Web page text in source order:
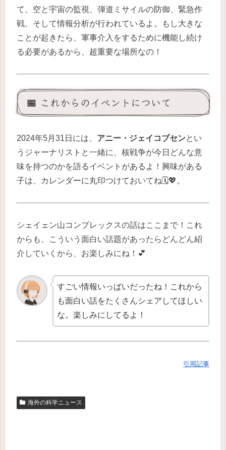
て、空と宇宙の監視、弾道ミサイルの防御、緊急作
戦、そして情報分析が行われているよ。もし大きな
ことが起きたら、軍事介入をするために機能し続け
る必要があるから、超重要な場所なの！
📅 これからのイベントについて
2024年5月31日には、 アニー・ジェイコブセンとい
うジャーナリストと一緒に、核戦争が今日どんな意
味を持つのかを語るイベントがあるよ！興味がある
子は、カレンダーに丸印つけておいてね🗓️💖。
シェイェン山コンプレックスの話はここまで！これ
からも、こういう面白い話題があったらどんどん紹
介していくから、お楽しみにね！💕
すごい情報いっぱいだったね！これから
も面白い話をたくさんシェアしてほしい
な。楽しみにしてるよ！
引用記事
海外の科学ニュース